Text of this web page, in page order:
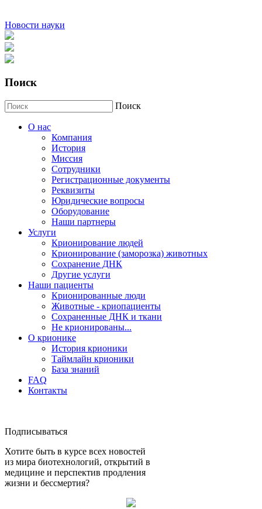
Новости науки
Поиск
Поиск
О нас
Компания
История
Миссия
Сотрудники
Регистрационные документы
Реквизиты
Юридические вопросы
Оборудование
Наши партнеры
Услуги
Крионирование людей
Крионирование (заморозка) животных
Сохранение ДНК
Другие услуги
Наши пациенты
Крионированные люди
Животные - криопациенты
Сохраненные ДНК и ткани
Не крионированы...
О крионике
История крионики
Таймлайн крионики
База знаний
FAQ
Контакты
Подписываться
Хотите быть в курсе всех новостей
из мира биотехнологий, открытий в
медицине и перспектив продления
жизни и бессмертия?